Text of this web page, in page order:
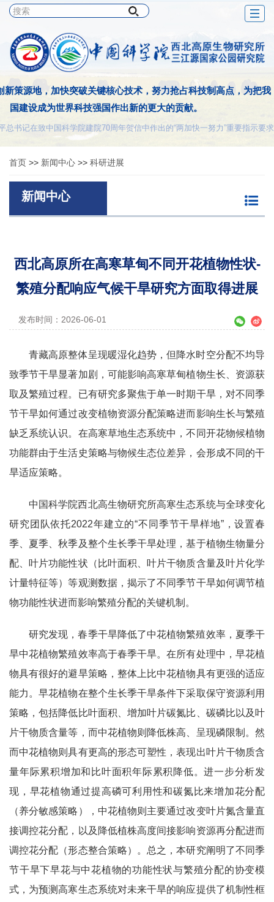
新策源地，加快突破关键核心技术，努力抢占科技制高点，为把我
国建设成为世界科技强国作出新的更大的贡献。
书记在致中国科学院建院70周年贺信中作出的“两加快一努力”重要指示要求
首页 >> 新闻中心 >> 科研进展
新闻中心
西北高原所在高寒草甸不同开花植物性状-
繁殖分配响应气候干旱研究方面取得进展
发布时间：2026-06-01
青藏高原整体呈现暖湿化趋势，但降水时空分配不均导
致季节干旱显著加剧，可能影响高寒草甸植物生长、资源获
取及繁殖过程。已有研究多聚焦于单一时期干旱，对不同季
节干旱如何通过改变植物资源分配策略进而影响生长与繁殖
缺乏系统认识。在高寒草地生态系统中，不同开花物候植物
功能群由于生活史策略与物候生态位差异，会形成不同的干
旱适应策略。
中国科学院西北高生物研究所高寒生态系统与全球变化
研究团队依托2022年建立的“不同季节干旱样地”，设置春
季、夏季、秋季及整个生长季干旱处理，基于植物生物量分
配、叶片功能性状（比叶面积、叶片干物质含量及叶片化学
计量特征等）等观测数据，揭示了不同季节干旱如何调节植
物功能性状进而影响繁殖分配的关键机制。
研究发现，春季干旱降低了中花植物繁殖效率，夏季干
旱中花植物繁殖效率高于春季干旱。在所有处理中，早花植
物具有很好的避旱策略，整体上比中花植物具有更强的适应
能力。早花植物在整个生长季干旱条件下采取保守资源利用
策略，包括降低比叶面积、增加叶片碳氮比、碳磷比以及叶
片干物质含量等，而中花植物则降低株高、呈现磷限制。然
而中花植物则具有更高的形态可塑性，表现出叶片干物质含
量年际累积增加和比叶面积年际累积降低。进一步分析发
现，早花植物通过提高磷可利用性和碳氮比来增加花分配
（养分敏感策略），中花植物则主要通过改变叶片氮含量直
接调控花分配，以及降低植株高度间接影响资源再分配进而
调控花分配（形态整合策略）。总之，本研究阐明了不同季
节干旱下早花与中花植物的功能性状与繁殖分配的协变模
式，为预测高寒生态系统对未来干旱的响应提供了机制性框